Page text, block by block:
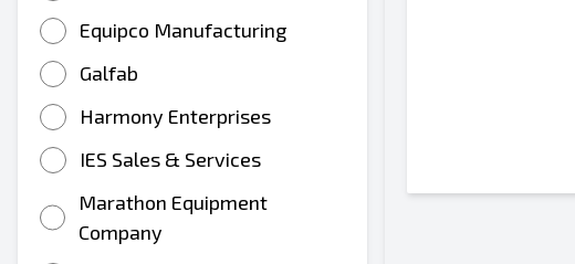
Equipco Manufacturing
Galfab
Harmony Enterprises
IES Sales & Services
Marathon Equipment
Company